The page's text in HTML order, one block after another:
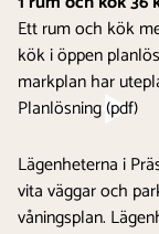
Ett rum och kök
kök i öppen
markplan har
Planlösning (pdf)
Lägenheterna i
vita väggar och
våningsplan.